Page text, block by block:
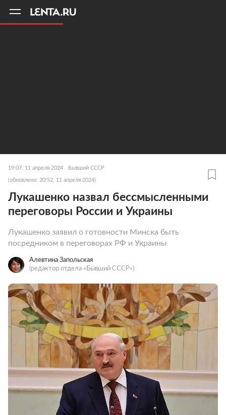
19:07, 11 апреля 2024 Бывший СССР
(обновлено: 20:52, 11 апреля 2024)
Лукашенко назвал бессмысленными
переговоры России и Украины
Лукашенко заявил о готовности Минска быть
посредником в переговорах РФ и Украины
Алевтина Запольская
(редактор отдела «Бывший СССР»)